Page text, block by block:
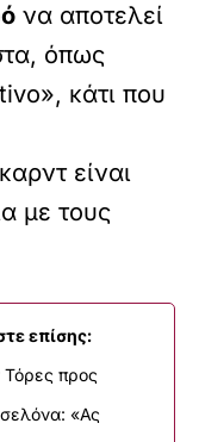
να αποτελεί
όπως
κάτι που
είναι
με τους
επίσης:
προς
«Ας